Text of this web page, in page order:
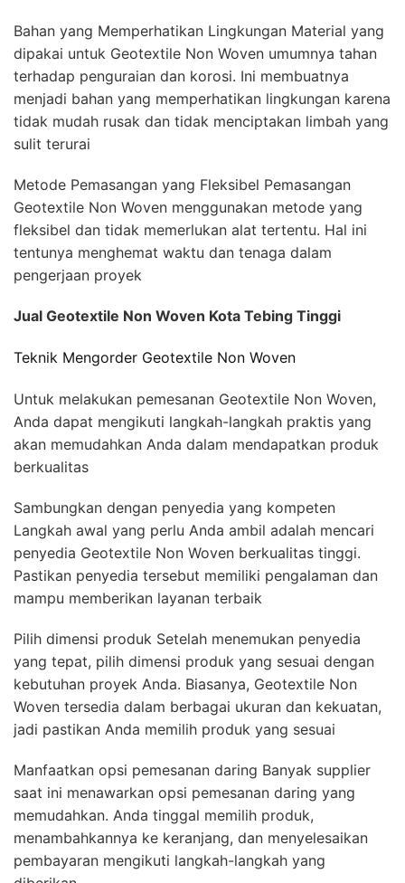
Bahan yang Memperhatikan Lingkungan Material yang
dipakai untuk Geotextile Non Woven umumnya tahan
terhadap penguraian dan korosi. Ini membuatnya
menjadi bahan yang memperhatikan lingkungan karena
tidak mudah rusak dan tidak menciptakan limbah yang
sulit terurai
Metode Pemasangan yang Fleksibel Pemasangan
Geotextile Non Woven menggunakan metode yang
fleksibel dan tidak memerlukan alat tertentu. Hal ini
tentunya menghemat waktu dan tenaga dalam
pengerjaan proyek
Jual Geotextile Non Woven Kota Tebing Tinggi
Teknik Mengorder Geotextile Non Woven
Untuk melakukan pemesanan Geotextile Non Woven,
Anda dapat mengikuti langkah-langkah praktis yang
akan memudahkan Anda dalam mendapatkan produk
berkualitas
Sambungkan dengan penyedia yang kompeten
Langkah awal yang perlu Anda ambil adalah mencari
penyedia Geotextile Non Woven berkualitas tinggi.
Pastikan penyedia tersebut memiliki pengalaman dan
mampu memberikan layanan terbaik
Pilih dimensi produk Setelah menemukan penyedia
yang tepat, pilih dimensi produk yang sesuai dengan
kebutuhan proyek Anda. Biasanya, Geotextile Non
Woven tersedia dalam berbagai ukuran dan kekuatan,
jadi pastikan Anda memilih produk yang sesuai
Manfaatkan opsi pemesanan daring Banyak supplier
saat ini menawarkan opsi pemesanan daring yang
memudahkan. Anda tinggal memilih produk,
menambahkannya ke keranjang, dan menyelesaikan
pembayaran mengikuti langkah-langkah yang